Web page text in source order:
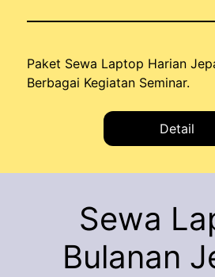
Paket Sewa Laptop Harian
Berbagai Kegiatan Seminar.
Detail
Sewa
Bulanan